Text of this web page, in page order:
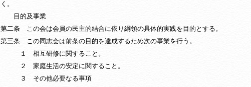
く。
目的及事業
第二条 この会は会員の民主的結合に依り綱領の具体的実践を目的とする。
第三条 この同志会は前条の目的を達成するため次の事業を行う。
１ 相互研修に関すること。
２ 家庭生活の安定に関すること。
３ その他必要なる事項